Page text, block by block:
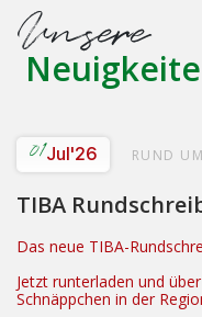
Unsere
01Jul '26 RUND
TIBA
Das neue TIBA-
Jetzt runterladen und
Schnäppchen in der